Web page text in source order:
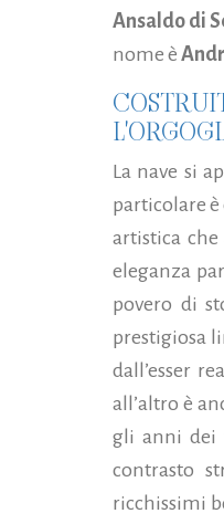
Ansaldo di
nome è
La nave si
particolare
artistica
eleganza
povero di
prestigiosa
dall’esser
all’altro è
gli anni dei
contrasto
ricchissimi